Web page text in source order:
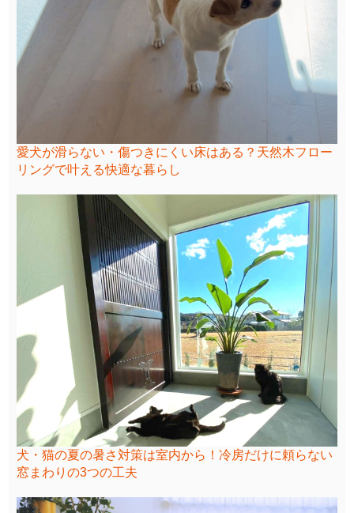
愛犬が滑らない・傷つきにくい床はある？天然木フロー
リングで叶える快適な暮らし
犬・猫の夏の暑さ対策は室内から！冷房だけに頼らない
窓まわりの3つの工夫